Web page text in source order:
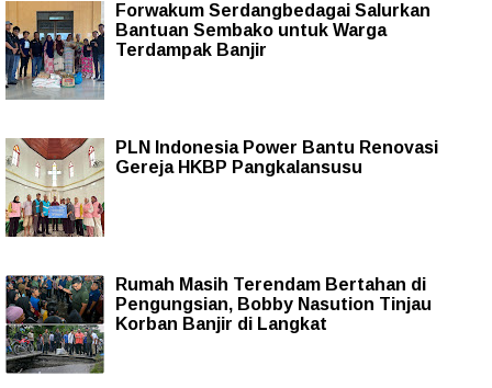
Forwakum Serdangbedagai Salurkan
Bantuan Sembako untuk Warga
Terdampak Banjir
PLN Indonesia Power Bantu Renovasi
Gereja HKBP Pangkalansusu
Rumah Masih Terendam Bertahan di
Pengungsian, Bobby Nasution Tinjau
Korban Banjir di Langkat